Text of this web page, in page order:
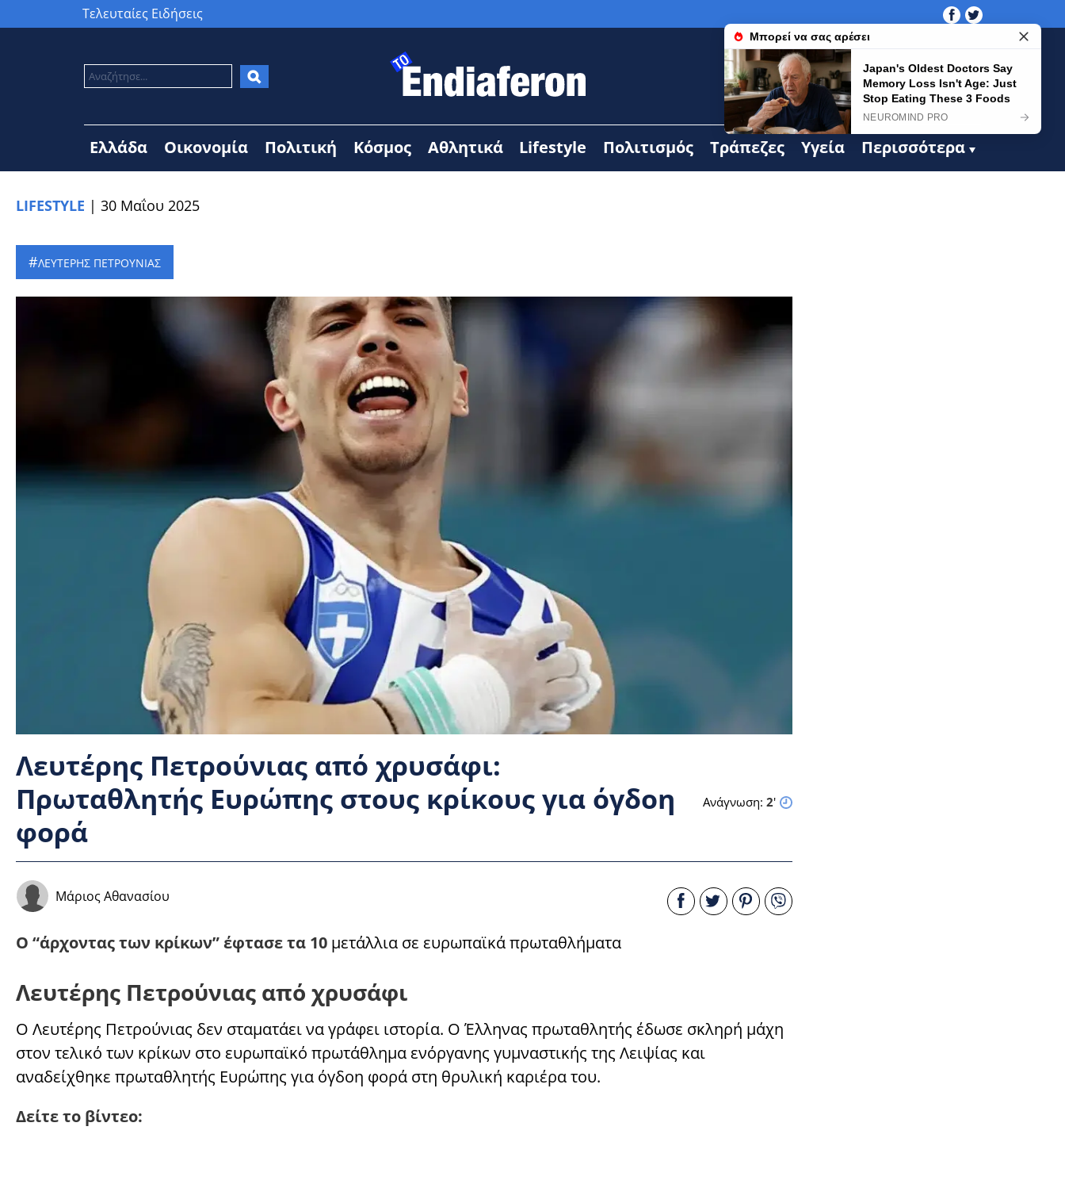
Τελευταίες Ειδήσεις
Ελλάδα Οικονομία Πολιτική Κόσμος Αθλητικά Lifestyle Πολιτισμός Τράπεζες Υγεία Περισσότερα
LIFESTYLE | 30 Μαΐου 2025
ΛΕΥΤΕΡΗΣ ΠΕΤΡΟΥΝΙΑΣ
Λευτέρης Πετρούνιας από χρυσάφι:
Πρωταθλητής Ευρώπης στους κρίκους για όγδοη
φορά
Ανάγνωση: 2'
Μάριος Αθανασίου
O “άρχοντας των κρίκων” έφτασε τα 10 μετάλλια σε ευρωπαϊκά πρωταθλήματα
Λευτέρης Πετρούνιας από χρυσάφι
Ο Λευτέρης Πετρούνιας δεν σταματάει να γράφει ιστορία. Ο Έλληνας πρωταθλητής έδωσε σκληρή μάχη
στον τελικό των κρίκων στο ευρωπαϊκό πρωτάθλημα ενόργανης γυμναστικής της Λειψίας και
αναδείχθηκε πρωταθλητής Ευρώπης για όγδοη φορά στη θρυλική καριέρα του.
Δείτε το βίντεο: